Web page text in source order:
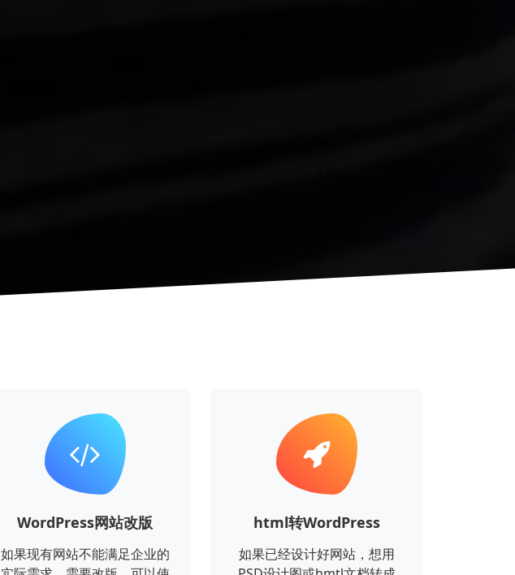
WordPress网站改版
如果现有网站不能满足企业的
html转WordPress
如果已经设计好网站，想用